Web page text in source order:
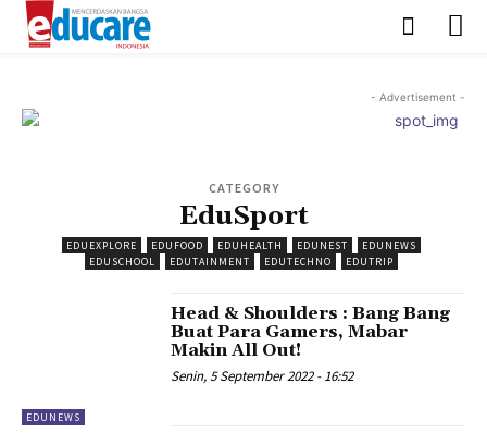
- Advertisement -
CATEGORY
EduSport
EDUEXPLORE EDUFOOD EDUHEALTH EDUNEST
EDUNEWS
EDUSCHOOL
EDUTAINMENT EDUTECHNO EDUTRIP
EDUNEWS
Head & Shoulders : Bang Bang
Buat Para Gamers, Mabar
Makin All Out!
Senin, 5 September 2022 - 16:52